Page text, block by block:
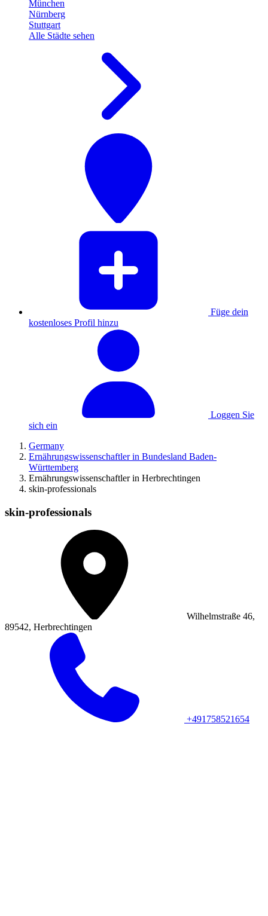
München
Nürnberg
Stuttgart
Alle Städte sehen
Füge dein
kostenloses Profil hinzu
Loggen Sie
sich ein
Germany
Ernährungswissenschaftler in Bundesland Baden-
Württemberg
Ernährungswissenschaftler in Herbrechtingen
skin-professionals
skin-professionals
Wilhelmstraße 46,
89542, Herbrechtingen
+491758521654